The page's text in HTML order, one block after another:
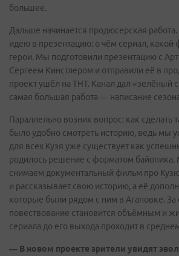
большее.
Дальше начинается продюсерская
идею в презентацию: о чём сериал, какой
герои. Мы подготовили презентацию с
Сергеем Кинстлером и отправили её в
проект ушёл на ТНТ. Канал дал «зелёный
самая большая работа — написание
Параллельно возник вопрос: как сделать
было удобно смотреть историю, ведь мы
для всех Кузя уже существует как
родилось решение с форматом байопика.
снимаем документальный фильм про
и рассказывает свою историю, а её
которые были рядом с ним в Агаповке. За
повествование становится объёмным и
сериала до его выхода проходит в
— В новом проекте зрители увидят